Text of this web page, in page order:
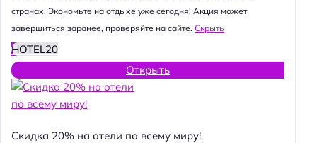
странах. Экономьте на отдыхе уже сегодня! Акция может
завершиться заранее, проверяйте на сайте. Скрыть
HOTEL20
Открыть
Скидка 20% на отели по всему миру!